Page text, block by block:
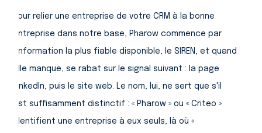
Pour relier une entreprise de votre CRM à la bonne
entreprise dans notre base, Pharow commence par
l'information la plus fiable disponible, le SIREN, et quand
elle manque, se rabat sur le signal suivant : la page
LinkedIn, puis le site web. Le nom, lui, ne sert que s'il
est suffisamment distinctif : « Pharow » ou « Criteo »
identifient une entreprise à eux seuls, là où «